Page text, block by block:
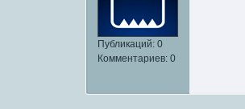
Публикаций: 0
Комментариев: 0